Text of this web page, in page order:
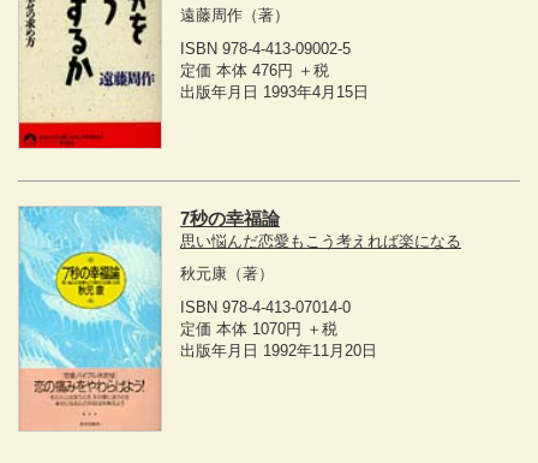
遠藤周作 （著）
ISBN 978-4-413-09002-5
定価 本体 476円 ＋税
出版年月日 1993年4月15日
7秒の幸福論
思い悩んだ恋愛もこう考えれば楽になる
秋元康 （著）
ISBN 978-4-413-07014-0
定価 本体 1070円 ＋税
出版年月日 1992年11月20日